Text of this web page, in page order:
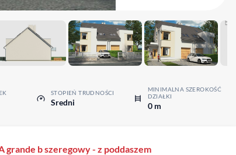
STOPIEŃ TRUDNOŚCI
Sredni
MINIMALNA SZEROKOŚĆ
DZIAŁKI
0 m
b szeregowy - z poddaszem